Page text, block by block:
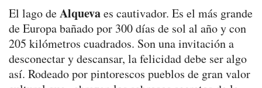
El lago deAlquevaes cautivador. Es el más grande
de Europa bañado por 300 días de sol al año y con
205 kilómetros cuadrados. Son una invitación a
desconectar y descansar, la felicidad debe ser algo
así. Rodeado por pintorescos pueblos de gran valor